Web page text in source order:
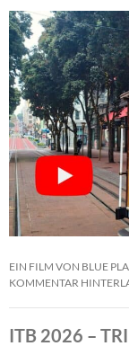
EIN FILM VON BLUE
KOMMENTAR
ITB 2026 –